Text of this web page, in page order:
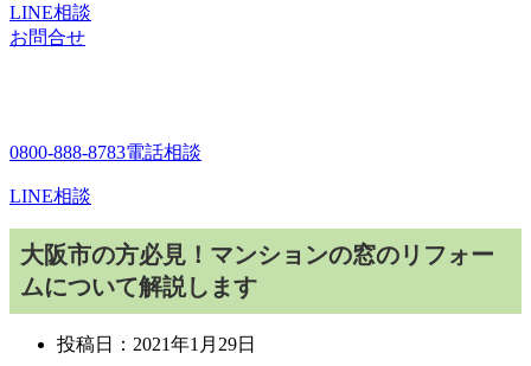
LINE相談
お問合せ
0800-888-8783電話相談
LINE相談
大阪市の方必見！マンションの窓のリフォー
ムについて解説します
投稿日： 2021年1月29日